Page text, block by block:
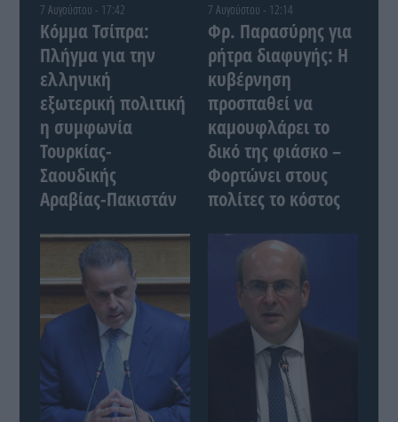
7 Αυγούστου - 17:42
Κόμμα Τσίπρα:
Πλήγμα για την
ελληνική
εξωτερική πολιτική
η συμφωνία
Τουρκίας-
Σαουδικής
Αραβίας-Πακιστάν
7 Αυγούστου - 12:14
Φρ. Παρασύρης για
ρήτρα διαφυγής: Η
κυβέρνηση
προσπαθεί να
καμουφλάρει το
δικό της φιάσκο –
Φορτώνει στους
πολίτες το κόστος